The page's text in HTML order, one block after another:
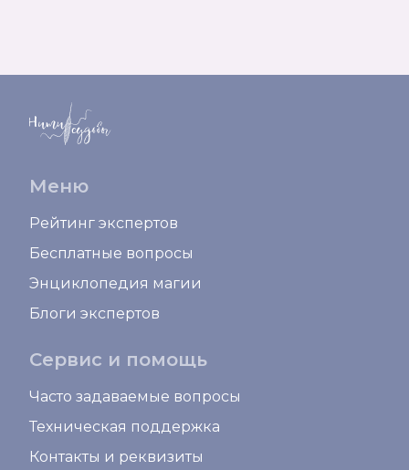
Меню
Рейтинг экспертов
Бесплатные вопросы
Энциклопедия магии
Блоги экспертов
Сервис и помощь
Часто задаваемые вопросы
Техническая поддержка
Контакты и реквизиты